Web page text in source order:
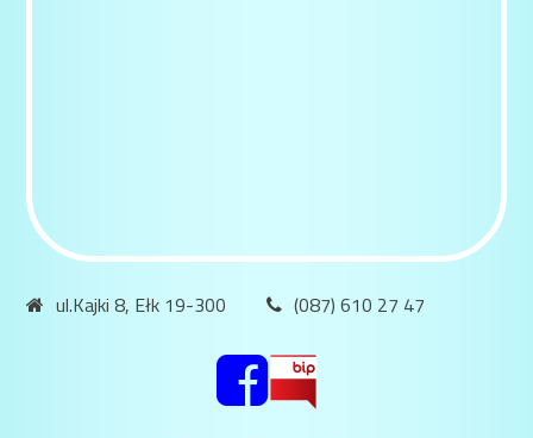
ul.Kajki 8, Ełk 19-300 (087) 610 27 47